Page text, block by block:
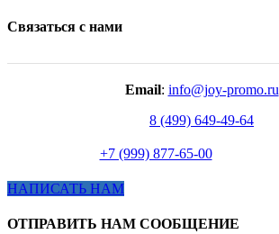
Связаться с нами
Email: info@joy-promo.ru
8 (499) 649-49-64
+7 (999) 877-65-00
НАПИСАТЬ НАМ
ОТПРАВИТЬ НАМ СООБЩЕНИЕ